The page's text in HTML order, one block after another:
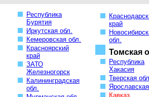
Республика
Бурятия
Иркутская обл.
Кемеровская обл.
Красноярский
край
ЗАТО
Железногорск
Калининградская
обл.
край
обл.
Томская
Республика
Хакасия
Тверская
Кавказ